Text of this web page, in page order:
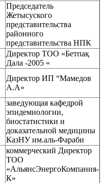
Председатель
Жетысуского
представительства
районного
представительства НПК
Директор ТОО «Бетпақ
Дала -2005 «
Директор ИП “Мамедов
А.А»
заведующая кафедрой
эпидемиологии,
биостатистики и
доказательной медицины
КазНУ им.аль-Фараби
коммерческий Директор
ТОО
«АльянсЭнергоКомпания-
К»